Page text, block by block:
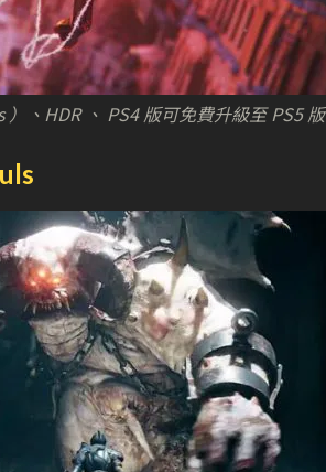
、HDR 、 PS4 版可免費升級至 PS5 版